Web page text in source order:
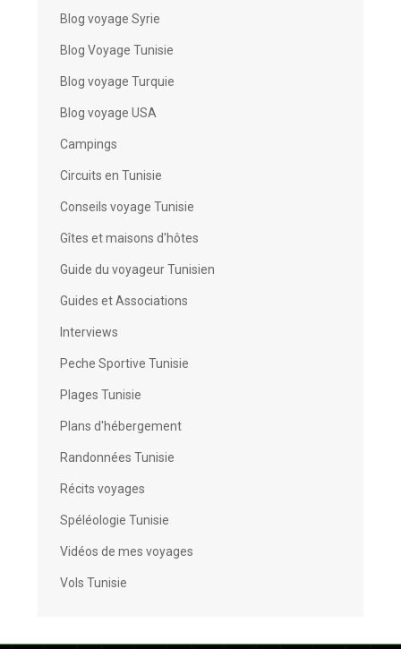
Blog voyage Syrie
Blog Voyage Tunisie
Blog voyage Turquie
Blog voyage USA
Campings
Circuits en Tunisie
Conseils voyage Tunisie
Gîtes et maisons d'hôtes
Guide du voyageur Tunisien
Guides et Associations
Interviews
Peche Sportive Tunisie
Plages Tunisie
Plans d'hébergement
Randonnées Tunisie
Récits voyages
Spéléologie Tunisie
Vidéos de mes voyages
Vols Tunisie